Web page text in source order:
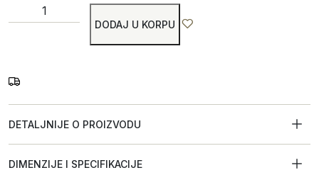
DODAJ U KORPU
DETALJNIJE O PROIZVODU
DIMENZIJE I SPECIFIKACIJE